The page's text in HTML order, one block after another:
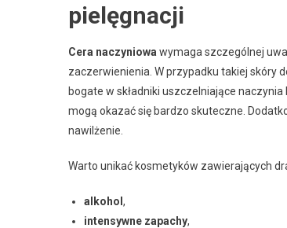
pielęgnacji
Cera naczyniowa wymaga szczególnej
zaczerwienienia. W przypadku takiej skóry
bogate w składniki uszczelniające
mogą okazać się bardzo skuteczne.
nawilżenie.
Warto unikać kosmetyków zawierających
alkohol ,
intensywne zapachy,